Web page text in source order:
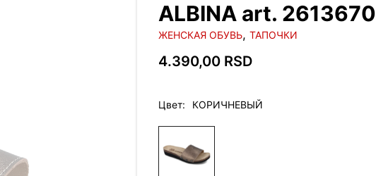
ALBINA art. 2613670
ЖЕНСКАЯ ОБУВЬ,ТАПОЧКИ
4.390,00 RSD
Цвет КОРИЧНЕВЫЙ